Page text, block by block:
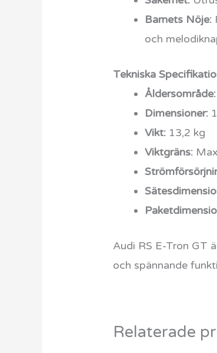
Barnets Nöje:
och
Tekniska
Åldersområde:
Dimensioner:
Vikt: 13,2 kg
Viktgräns:
Audi RS E-Tron GT
och spännande
Relaterade